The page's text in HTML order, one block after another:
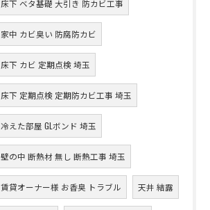
床下 ベタ基礎 大引き 防カビ工事
家中 カビ臭い 防腐防カビ
床下 カビ 定期点検 埼玉
床下 定期点検 定期防カビ工事 埼玉
冷えた部屋 GLボンド 埼玉
壁の中 断熱材 無し 断熱工事 埼玉
賃貸オーナー様 お香臭 トラブル 天井 結露